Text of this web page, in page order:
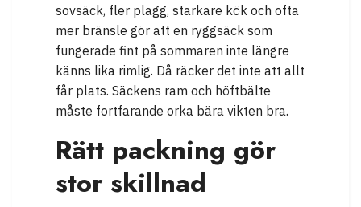
sovsäck, fler plagg, starkare kök och ofta
mer bränsle gör att en ryggsäck som
fungerade fint på sommaren inte längre
känns lika rimlig. Då räcker det inte att allt
får plats. Säckens ram och höftbälte
måste fortfarande orka bära vikten bra.
Rätt packning gör
stor skillnad